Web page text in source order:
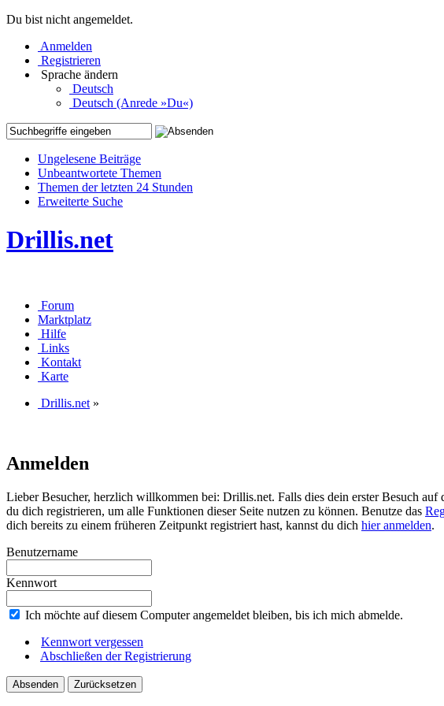
Du bist nicht angemeldet.
Anmelden
Registrieren
Sprache ändern
Deutsch
Deutsch (Anrede »Du«)
Ungelesene Beiträge
Unbeantwortete Themen
Themen der letzten 24 Stunden
Erweiterte Suche
Drillis.net
Forum
Marktplatz
Hilfe
Links
Kontakt
Karte
Drillis.net »
Anmelden
Lieber Besucher, herzlich willkommen bei: Drillis.net. Falls dies dein erster Besuch auf
du dich registrieren, um alle Funktionen dieser Seite nutzen zu können. Benutze das
dich bereits zu einem früheren Zeitpunkt registriert hast, kannst du dich hier anmelden.
Benutzername
Kennwort
Ich möchte auf diesem Computer angemeldet bleiben, bis ich mich abmelde.
Kennwort vergessen
Abschließen der Registrierung